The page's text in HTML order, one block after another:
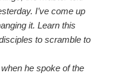
I’ve come up
it. Learn this
to scramble to
he spoke of the